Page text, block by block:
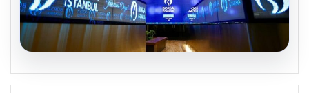
Yatırım araçlarının haftalık performansı